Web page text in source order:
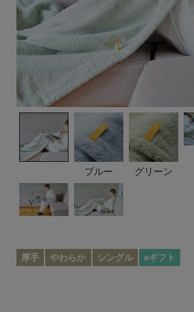
ブルー グリーン
厚手 やわらか シングル eギフト